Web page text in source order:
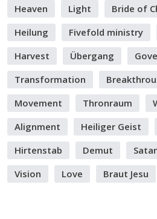
Heaven
Light Bride of
Heilung
Fivefold ministry
Harvest
Übergang
Transformation
Movement
Thronraum
Alignment
Heiliger Geist
Hirtenstab
Demut
Vision
Love Braut Jesu